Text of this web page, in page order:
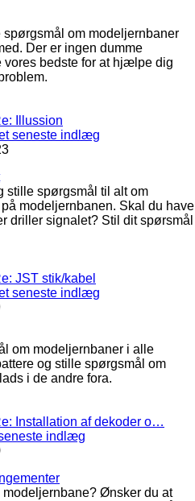
om modeljernbaner
Der er ingen dumme
bedste for at hjælpe dig
Illussion
seneste indlæg
stille spørgsmål til alt om
modeljernbanen. Skal du have
driller signalet? Stil dit spørsmål
JST stik/kabel
seneste indlæg
om modeljernbaner i alle
og stille spørgsmål om
i de andre fora.
Installation af dekoder o…
indlæg
modeljernbane? Ønsker du at